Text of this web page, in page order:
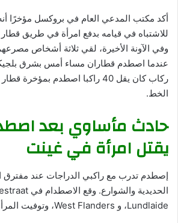
أكد مكتب المدعي العام في بروكسل مؤخرًا
للاشتباه في قيامه بدفع امرأة في طريق
عندما اصطدم قطاران مساء أمس بشرق
ركاب كان يقل 40 راكبا اصطدم
الخط.
حادث مأساوي بعد
يقتل امرأة في غينت
إصطدم تدرب مع راكبي الدراجات عند
Lundlaide، و West Flanders، وتوفيت المرأة في مكان الحادث.